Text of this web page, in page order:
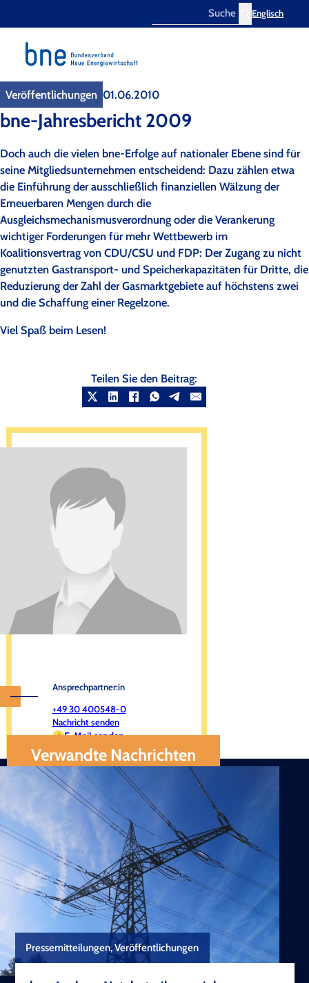
Englisch
Veröffentlichungen 01.06.2010
bne-Jahresbericht 2009
Doch auch die vielen bne-Erfolge auf nationaler Ebene sind für
seine Mitgliedsunternehmen entscheidend: Dazu zählen etwa
die Einführung der ausschließlich finanziellen Wälzung der
Erneuerbaren Mengen durch die
Ausgleichsmechanismusverordnung oder die Verankerung
wichtiger Forderungen für mehr Wettbewerb im
Koalitionsvertrag von CDU/CSU und FDP: Der Zugang zu nicht
genutzten Gastransport- und Speicherkapazitäten für Dritte, die
Reduzierung der Zahl der Gasmarktgebiete auf höchstens zwei
und die Schaffung einer Regelzone.
Viel Spaß beim Lesen!
Teilen Sie den Beitrag:
Ansprechpartner:in
+49 30 400548-0
Nachricht senden
E-Mail senden
Verwandte Nachrichten
Pressemitteilungen, Veröffentlichungen